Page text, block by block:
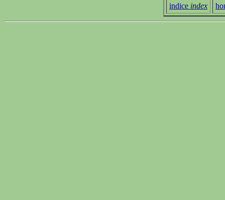
indice index